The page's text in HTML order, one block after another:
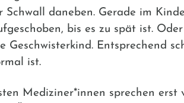
Schwall daneben. Gerade im
bis es zu spät ist.
Geschwisterkind. Entsprechend
ist.
Mediziner*innen sprechen